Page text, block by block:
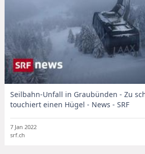
Seilbahn-Unfall in Graubünden - Zu
touchiert einen Hügel - News - SRF
7 Jan 2022
srf.ch